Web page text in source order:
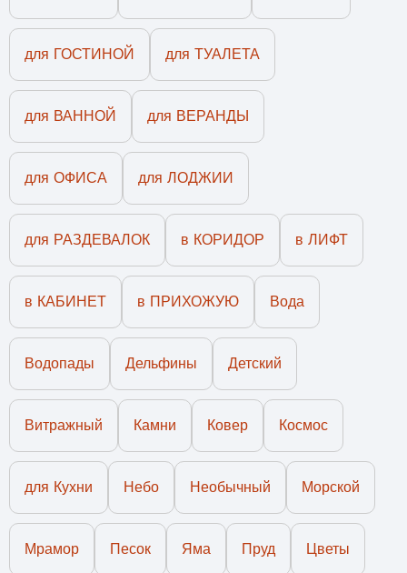
для ГОСТИНОЙ для ТУАЛЕТА
для ВАННОЙ для ВЕРАНДЫ
для ОФИСА для ЛОДЖИИ
для РАЗДЕВАЛОК в КОРИДОР в ЛИФТ
в КАБИНЕТ в ПРИХОЖУЮ Вода
Водопады Дельфины Детский
Витражный Камни Ковер Космос
для Кухни Небо Необычный Морской
Мрамор Песок Яма Пруд Цветы